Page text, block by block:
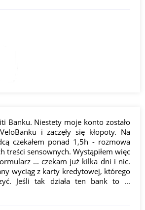
Banku. Niestety moje konto zostało
i zaczęły się kłopoty. Na
czekałem ponad 1,5h - rozmowa
treści sensownych. Wystąpiłem więc
... czekam już kilka dni i nic.
wyciąg z karty kredytowej, którego
Jeśli tak działa ten bank to ...